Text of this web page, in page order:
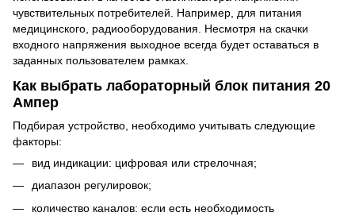
чувствительных потребителей. Например, для питания
медицинского, радиооборудования. Несмотря на скачки
входного напряжения выходное всегда будет оставаться в
заданных пользователем рамках.
Как выбрать лабораторный блок питания 20
Ампер
Подбирая устройство, необходимо учитывать следующие
факторы:
вид индикации: цифровая или стрелочная;
диапазон регулировок;
количество каналов: если есть необходимость